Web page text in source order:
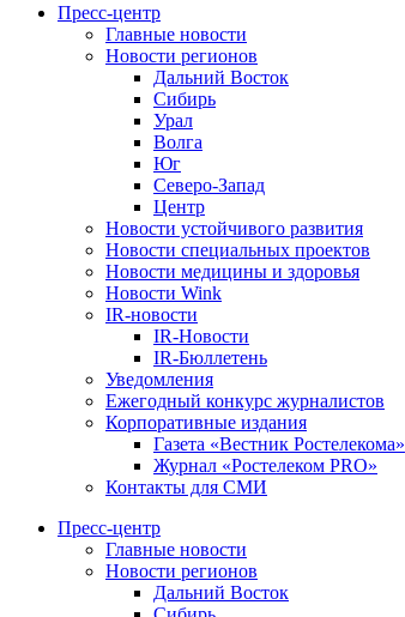
Пресс-центр
Главные новости
Новости регионов
Дальний Восток
Сибирь
Урал
Волга
Юг
Северо-Запад
Центр
Новости устойчивого развития
Новости специальных проектов
Новости медицины и здоровья
Новости Wink
IR-новости
IR-Новости
IR-Бюллетень
Уведомления
Ежегодный конкурс журналистов
Корпоративные издания
Газета «Вестник Ростелекома»
Журнал «Ростелеком PRO»
Контакты для СМИ
Пресс-центр
Главные новости
Новости регионов
Дальний Восток